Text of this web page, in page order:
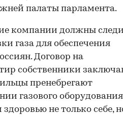
палаты парламента.
компании должны
газа для обеспечения
Договор на
собственники
пренебрегают
газового
не только себе,